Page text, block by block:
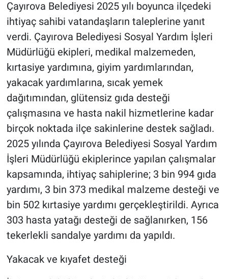
Çayırova Belediyesi 2025 yılı boyunca ilçedeki
ihtiyaç sahibi vatandaşların taleplerine yanıt
verdi. Çayırova Belediyesi Sosyal Yardım İşleri
Müdürlüğü ekipleri, medikal malzemeden,
kırtasiye yardımına, giyim yardımlarından,
yakacak yardımlarına, sıcak yemek
dağıtımından, glütensiz gıda desteği
çalışmasına ve hasta nakil hizmetlerine kadar
birçok noktada ilçe sakinlerine destek sağladı.
2025 yılında Çayırova Belediyesi Sosyal Yardım
İşleri Müdürlüğü ekiplerince yapılan çalışmalar
kapsamında, ihtiyaç sahiplerine; 3 bin 994 gıda
yardımı, 3 bin 373 medikal malzeme desteği ve
bin 502 kırtasiye yardımı gerçekleştirildi. Ayrıca
303 hasta yatağı desteği de sağlanırken, 156
tekerlekli sandalye yardımı da yapıldı.
Yakacak ve kıyafet desteği